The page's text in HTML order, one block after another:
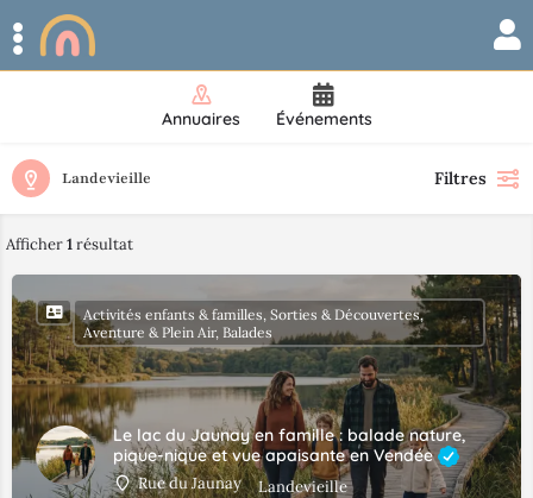
Annuaires Événements
Landevieille Filtres
Afficher1résultat
Le lac du Jaunay en famille : balade nature,
pique-nique et vue apaisante en Vendée
Rue du Jaunay Landevieille
Activités enfants & familles, Sorties & Découvertes,
Aventure & Plein Air, Balades